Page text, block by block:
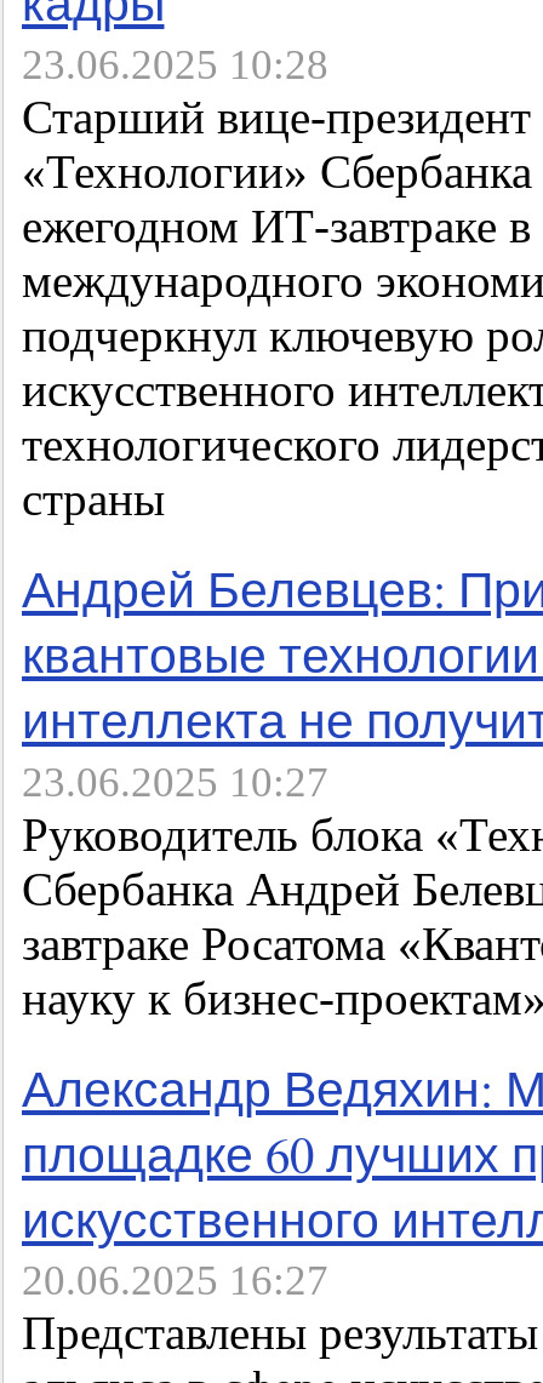
23.06.2025 10:28
Старший вице-президент
«Технологии»
ежегодном ИТ-завтраке
международного
подчеркнул ключевую
искусственного
технологического
страны
Андрей Белевцев:
квантовые
интеллекта не
23.06.2025 10:27
Руководитель блока
Сбербанка Андрей
завтраке Росатома
науку к бизнес-
Александр Ведяхин:
площадке 60 лучших
искусственного
20.06.2025 16:27
Представлены